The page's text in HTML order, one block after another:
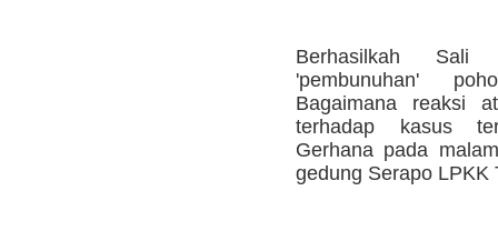
Berhasilkah Sali
'pembunuhan'
Bagaimana reaksi
terhadap kasus
Gerhana pada
gedung Serapo LPKK